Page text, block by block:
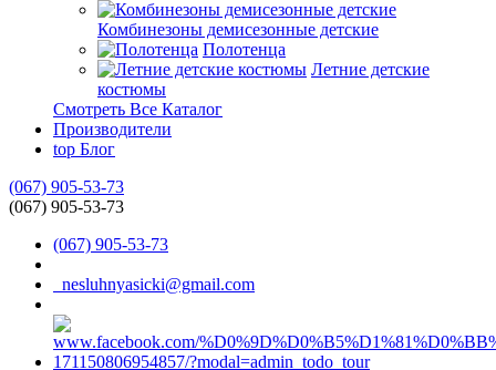
Комбинезоны демисезонные детские
Полотенца
Летние детские
костюмы
Смотреть Все Каталог
Производители
top Блог
(067) 905-53-73
(067) 905-53-73
(067) 905-53-73
nesluhnyasicki@gmail.com